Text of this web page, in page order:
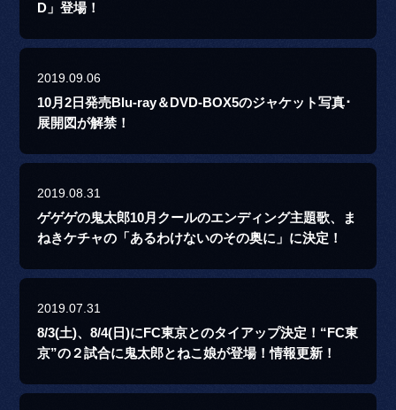
D」登場！
2019.09.06
10月2日発売Blu-ray＆DVD-BOX5のジャケット写真･
展開図が解禁！
2019.08.31
ゲゲゲの鬼太郎10月クールのエンディング主題歌、ま
ねきケチャの「あるわけないのその奥に」に決定！
2019.07.31
8/3(土)、8/4(日)にFC東京とのタイアップ決定！“FC東
京”の２試合に鬼太郎とねこ娘が登場！情報更新！